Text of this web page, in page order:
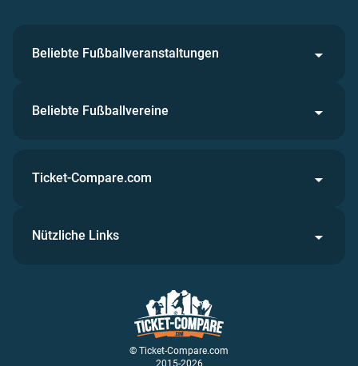
Beliebte Fußballveranstaltungen
Beliebte Fußballvereine
© Ticket-Compare.com
2015-2026
Ticket-Compare.com
Nützliche Links